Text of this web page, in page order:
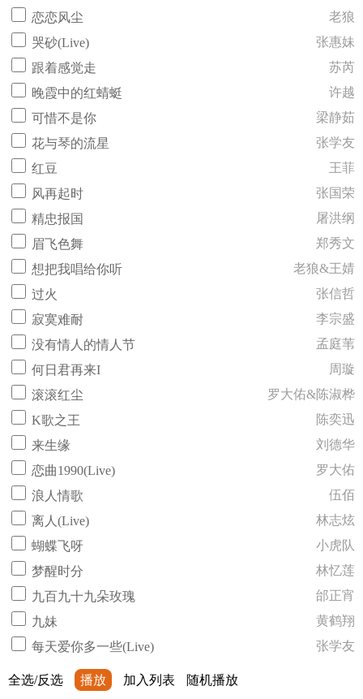
恋恋风尘
老狼
哭砂(Live)
张惠妹
跟着感觉走
苏芮
晚霞中的红蜻蜓
许越
可惜不是你
梁静茹
花与琴的流星
张学友
红豆
王菲
风再起时
张国荣
精忠报国
屠洪纲
眉飞色舞
郑秀文
想把我唱给你听
老狼&王婧
过火
张信哲
寂寞难耐
李宗盛
没有情人的情人节
孟庭苇
何日君再来I
周璇
滚滚红尘
罗大佑&陈淑桦
K歌之王
陈奕迅
来生缘
刘德华
恋曲1990(Live)
罗大佑
浪人情歌
伍佰
离人(Live)
林志炫
蝴蝶飞呀
小虎队
梦醒时分
林忆莲
九百九十九朵玫瑰
邰正宵
九妹
黄鹤翔
每天爱你多一些(Live)
张学友
全选/反选 播放 加入列表 随机播放